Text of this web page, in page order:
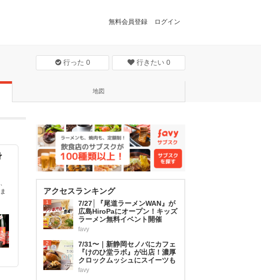
無料会員登録 ログイン
行った 0 行きたい 0
地図
アクセスランキング
1
7/27│『尾道ラーメンWAN』が
広島HiroPaにオープン！キッズ
ラーメン無料イベント開催
favy
2
7/31〜｜新静岡セノバにカフェ
『けのひ堂ラボ』が出店！濃厚
クロックムッシュにスイーツも
favy